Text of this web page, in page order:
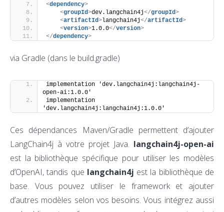
<dependency>
<groupId>dev.langchain4j</groupId>
<artifactId>langchain4j</artifactId>
<version>1.0.0</version>
</dependency>
via Gradle (dans le build.gradle)
implementation 'dev.langchain4j:langchain4j-
open-ai:1.0.0'
implementation
'dev.langchain4j:langchain4j:1.0.0'
Ces dépendances Maven/Gradle permettent d’ajouter
LangChain4j à votre projet Java. langchain4j-open-ai
est la bibliothèque spécifique pour utiliser les modèles
d’OpenAI, tandis que langchain4j est la bibliothèque de
base. Vous pouvez utiliser le framework et ajouter
d’autres modèles selon vos besoins. Vous intégrez aussi